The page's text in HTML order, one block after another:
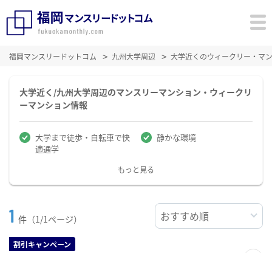
福岡マンスリードットコム 九州大学周辺 大学近くのウィークリー・マ
大学近く/九州大学周辺のマンスリーマンション・ウィークリ
ーマンション情報
大学まで徒歩・自転車で快
適通学
静かな環境
もっと見る
1 件（1/1ページ）
割引キャンペーン